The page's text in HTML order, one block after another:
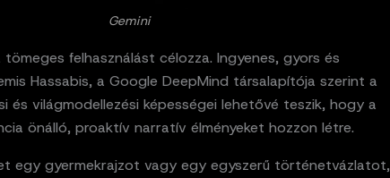
Gemini
felhasználást célozza. Ingyenes, gyors és
Hassabis, a Google DeepMind társalapítója szerint a
és világmodellezési képességei lehetővé teszik, hogy a
önálló, proaktív narratív élményeket hozzon létre.
egy gyermekrajzot vagy egy egyszerű történetvázlatot,